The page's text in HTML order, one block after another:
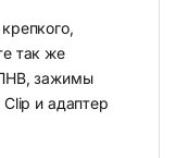
так же
зажимы
и адаптер